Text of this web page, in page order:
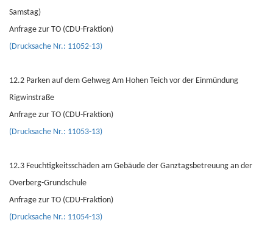
Samstag)
Anfrage zur TO (CDU-Fraktion)
(Drucksache Nr.: 11052-13)
12.2 Parken auf dem Gehweg Am Hohen Teich vor der Einmündung
Rigwinstraße
Anfrage zur TO (CDU-Fraktion)
(Drucksache Nr.: 11053-13)
12.3 Feuchtigkeitsschäden am Gebäude der Ganztagsbetreuung an der
Overberg-Grundschule
Anfrage zur TO (CDU-Fraktion)
(Drucksache Nr.: 11054-13)